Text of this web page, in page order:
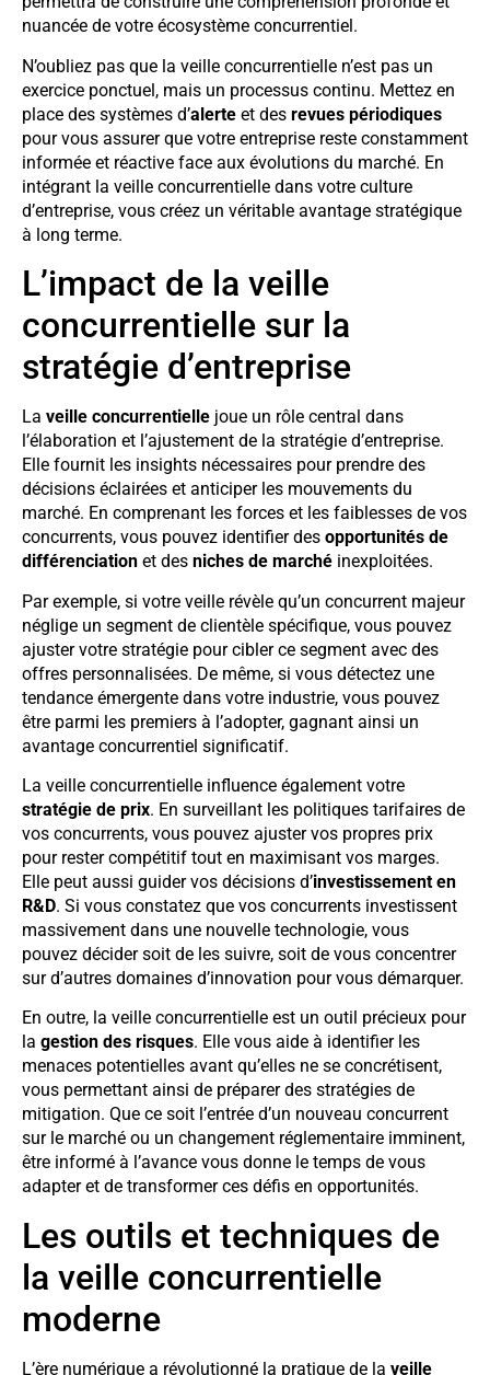
nuancée de votre écosystème concurrentiel.
N’oubliez pas que la veille concurrentielle n’est pas un
exercice ponctuel, mais un processus continu. Mettez en
place des systèmes d’alerte et des revues périodiques
pour vous assurer que votre entreprise reste constamment
informée et réactive face aux évolutions du marché. En
intégrant la veille concurrentielle dans votre culture
d’entreprise, vous créez un véritable avantage stratégique
à long terme.
L’impact de la veille
concurrentielle sur la
stratégie d’entreprise
La veille concurrentielle joue un rôle central dans
l’élaboration et l’ajustement de la stratégie d’entreprise.
Elle fournit les insights nécessaires pour prendre des
décisions éclairées et anticiper les mouvements du
marché. En comprenant les forces et les faiblesses de vos
concurrents, vous pouvez identifier des opportunités de
différenciation et des niches de marché inexploitées.
Par exemple, si votre veille révèle qu’un concurrent majeur
néglige un segment de clientèle spécifique, vous pouvez
ajuster votre stratégie pour cibler ce segment avec des
offres personnalisées. De même, si vous détectez une
tendance émergente dans votre industrie, vous pouvez
être parmi les premiers à l’adopter, gagnant ainsi un
avantage concurrentiel significatif.
La veille concurrentielle influence également votre
stratégie de prix. En surveillant les politiques tarifaires de
vos concurrents, vous pouvez ajuster vos propres prix
pour rester compétitif tout en maximisant vos marges.
Elle peut aussi guider vos décisions d’investissement en
R&D. Si vous constatez que vos concurrents investissent
massivement dans une nouvelle technologie, vous
pouvez décider soit de les suivre, soit de vous concentrer
sur d’autres domaines d’innovation pour vous démarquer.
En outre, la veille concurrentielle est un outil précieux pour
la gestion des risques. Elle vous aide à identifier les
menaces potentielles avant qu’elles ne se concrétisent,
vous permettant ainsi de préparer des stratégies de
mitigation. Que ce soit l’entrée d’un nouveau concurrent
sur le marché ou un changement réglementaire imminent,
être informé à l’avance vous donne le temps de vous
adapter et de transformer ces défis en opportunités.
Les outils et techniques de
la veille concurrentielle
moderne
L’ère numérique a révolutionné la pratique de la veille